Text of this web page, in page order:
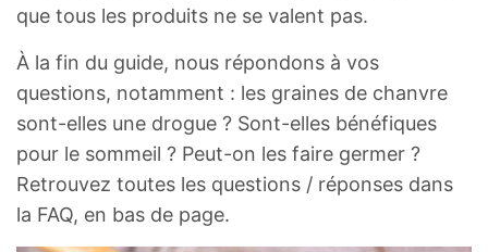
que tous les produits ne se valent pas.
À la fin du guide, nous répondons à vos
questions, notamment : les graines de chanvre
sont-elles une drogue ? Sont-elles bénéfiques
pour le sommeil ? Peut-on les faire germer ?
Retrouvez toutes les questions / réponses dans
la FAQ, en bas de page.